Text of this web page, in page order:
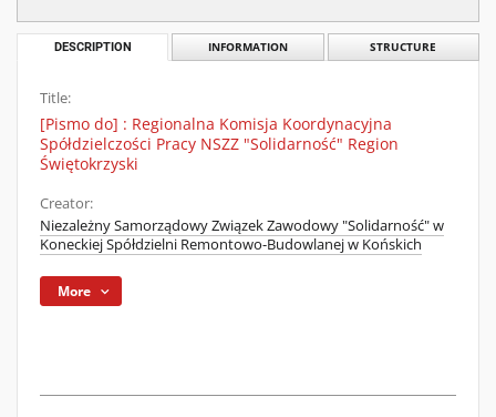
DESCRIPTION INFORMATION STRUCTURE
Title:
[Pismo do] : Regionalna Komisja Koordynacyjna
Spółdzielczości Pracy NSZZ "Solidarność" Region
Świętokrzyski
Creator:
Niezależny Samorządowy Związek Zawodowy "Solidarność" w
Koneckiej Spółdzielni Remontowo-Budowlanej w Końskich
More